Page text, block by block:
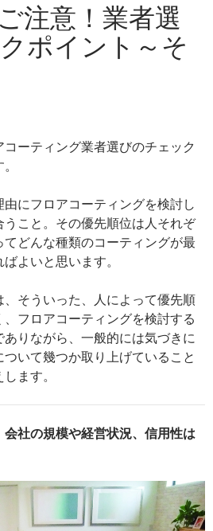
注意！業者選
ポイント～そ
ーティング業者選びのチェック
にフロアコーティングを検討し
こと。その優先順位は人それぞ
どんな種類のコーティングが最
よいと思います。
そういった、人によって優先順
フロアコーティングを検討する
りながら、一般的には気づきに
いて幾つか取り上げていること
ます。
社の規模や経営状況、信用性は